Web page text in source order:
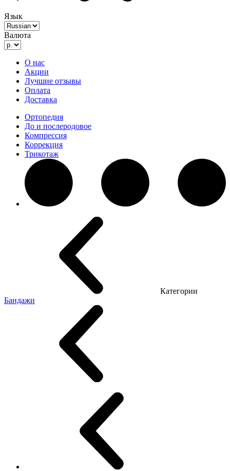
Язык
Валюта
О нас
Акции
Лучшие отзывы
Оплата
Доставка
Ортопедия
До и послеродовое
Компрессия
Коррекция
Трикотаж
Категории
Бандажи